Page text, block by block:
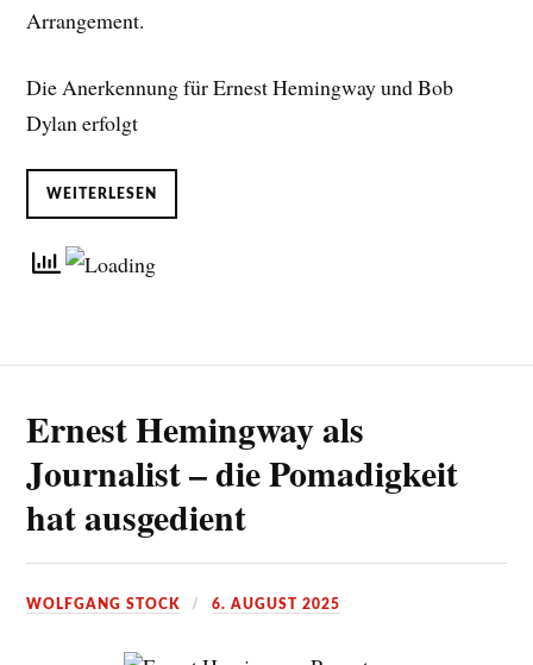
Arrangement.
Die Anerkennung für Ernest Hemingway und Bob
Dylan erfolgt
WEITERLESEN
Ernest Hemingway als
Journalist – die Pomadigkeit
hat ausgedient
WOLFGANG STOCK 6. AUGUST 2025